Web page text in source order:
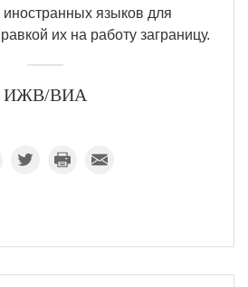
языков для
их на работу заграницу.
ИЖВ/ВИА